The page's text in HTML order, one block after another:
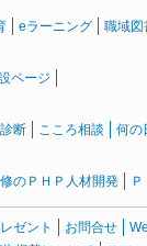
eラーニング 職域図
ページ
断 こころ相談 何の
のＰＨＰ人材開発
ゼント お問合せ